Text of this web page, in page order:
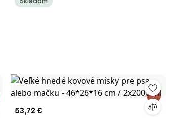
53,72 €